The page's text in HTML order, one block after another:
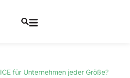
für Unternehmen jeder Größe?